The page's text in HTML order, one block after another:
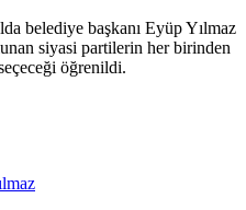
belediye başkanı Eyüp Yılmaz
siyasi partilerin her birinden
öğrenildi.